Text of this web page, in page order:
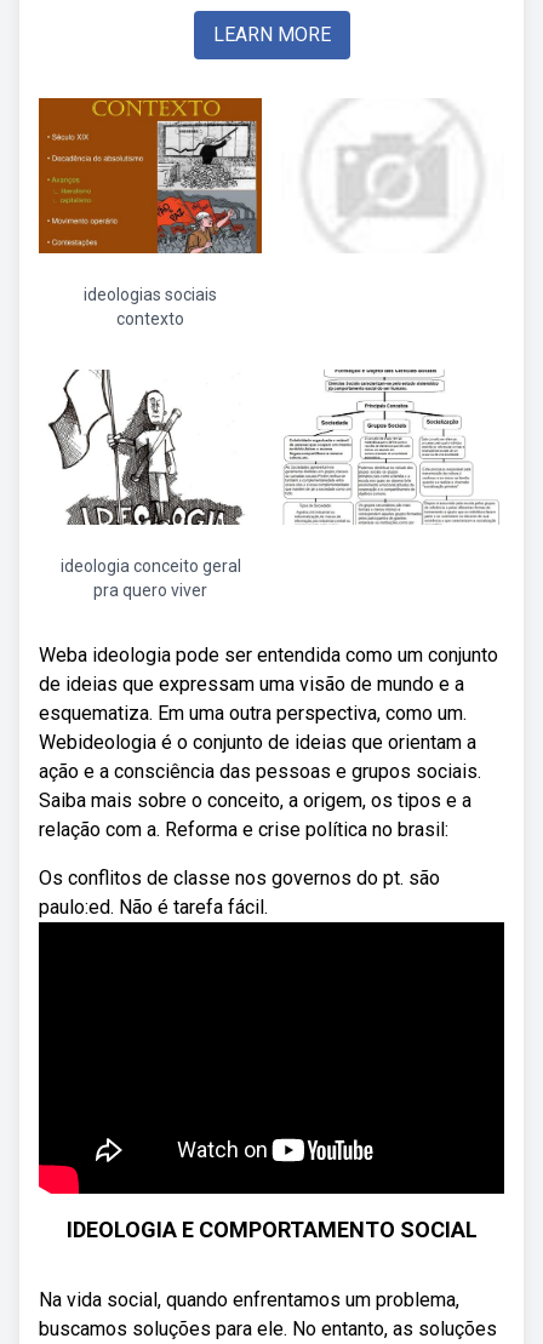
LEARN MORE
ideologias sociais
contexto
ideologia conceito geral
pra quero viver
Weba ideologia pode ser entendida como um conjunto
de ideias que expressam uma visão de mundo e a
esquematiza. Em uma outra perspectiva, como um.
Webideologia é o conjunto de ideias que orientam a
ação e a consciência das pessoas e grupos sociais.
Saiba mais sobre o conceito, a origem, os tipos e a
relação com a. Reforma e crise política no brasil:
Os conflitos de classe nos governos do pt. são
paulo:ed. Não é tarefa fácil.
IDEOLOGIA E COMPORTAMENTO SOCIAL
Na vida social, quando enfrentamos um problema,
buscamos soluções para ele. No entanto, as soluções